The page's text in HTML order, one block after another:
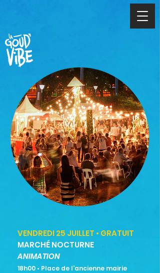
VENDREDI 25 JUILLET • GRATUIT
MARCHÉ NOCTURNE
ANIMATION
18h00 • Place de l'ancienne mairie